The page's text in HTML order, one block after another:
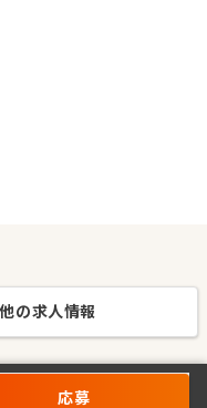
の求人情報
応募